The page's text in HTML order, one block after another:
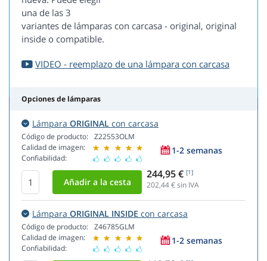
una de las 3
variantes de lámparas con carcasa - original, original
inside o compatible.
VIDEO - reemplazo de una lámpara con carcasa
Opciones de lámparas
Lámpara ORIGINAL con carcasa
Código de producto:
Calidad de imagen:
Confiabilidad:
Z22553OLM
1-2 semanas
244,95 € [1]
202,44€ sin IVA
Lámpara ORIGINAL INSIDE con carcasa
Código de producto:
Calidad de imagen:
Confiabilidad:
Z46785GLM
1-2 semanas